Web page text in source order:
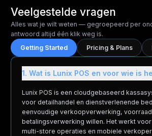
Veelgestelde vragen
Alles wat je wilt weten — gegroepeerd per
antwoord altijd één klik weg is.
Getting Started
Pricing & Plans
1. Wat is Lunix POS en voor wie is
Lunix POS is een cloudgebaseerd
voor detailhandel en dienstverlenende
eenvoudige verkoopverwerking,
betalingsverwerking willen. Het werkt
multi-store operaties en mobiele